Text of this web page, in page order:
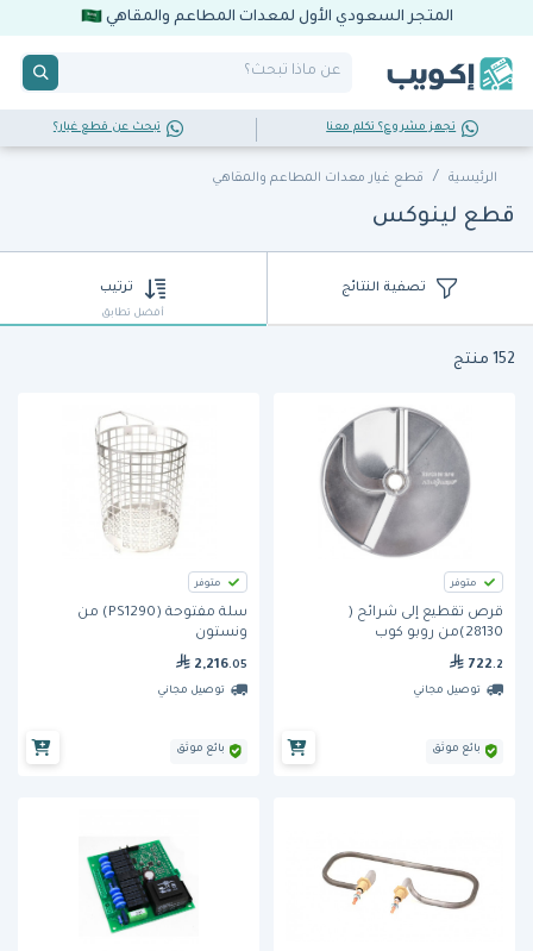
المتجر السعودي الأول لمعدات المطاعم والمقاهي
تجهز مشروع؟ تكلم معنا تبحث عن قطع غيار؟
الرئيسية قطع غيار معدات المطاعم والمقاهي
قطع لينوكس
تصفية النتائج ترتيب
أفضل تطابق
152 منتج
متوفر
قرص تقطيع إلى شرائح (
28130)من روبو كوب
722 .2
توصيل مجاني
بائع موثق
متوفر
سلة مفتوحة (PS1290) من
ونستون
2,216.05
توصيل مجاني
بائع موثق